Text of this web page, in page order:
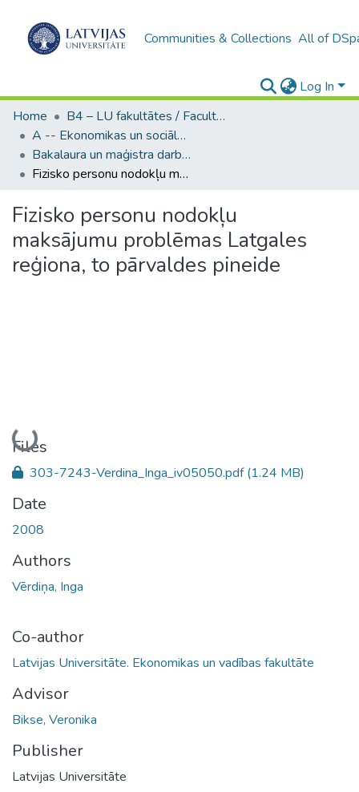
Communities & Collections All of
Log In
Home
B4 – LU fakultātes / Faculties of the UL
A -- Ekonomikas un sociālo zinātņu fakultāte / Faculty of Economics and Social Sciences
Bakalaura un maģistra darbi (ESZF) / Bachelor's and Master's theses
Fizisko personu nodokļu maksājumu problēmas Latgales reģiona, to pārvaldes pineide
Fizisko personu nodokļu
maksājumu problēmas Latgales
reģiona, to pārvaldes pineide
Loading...
Files
303-7243-Verdina_Inga_iv05050.pdf(1.24 MB)
Date
2008
Authors
Vērdiņa, Inga
Co-author
Latvijas Universitāte. Ekonomikas un vadības fakultāte
Advisor
Bikse, Veronika
Publisher
Latvijas Universitāte